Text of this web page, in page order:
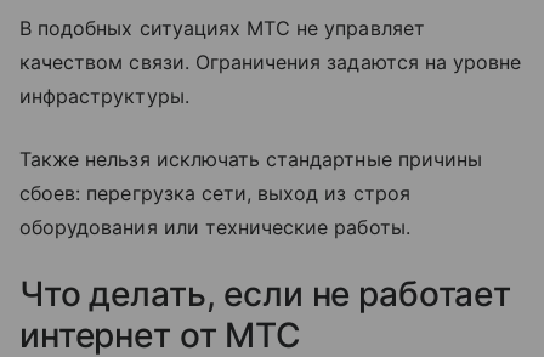
В подобных ситуациях МТС не управляет
качеством связи. Ограничения задаются на уровне
инфраструктуры.
Также нельзя исключать стандартные причины
сбоев: перегрузка сети, выход из строя
оборудования или технические работы.
Что делать, если не работает
интернет от МТС